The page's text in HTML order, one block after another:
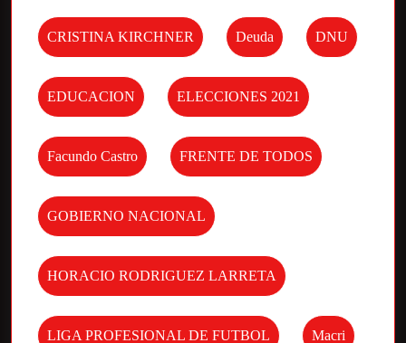
CRISTINA KIRCHNER Deuda DNU
EDUCACION ELECCIONES 2021
Facundo Castro FRENTE DE TODOS
GOBIERNO NACIONAL
HORACIO RODRIGUEZ LARRETA
LIGA PROFESIONAL DE FUTBOL Macri